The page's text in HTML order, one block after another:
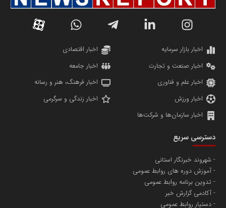
دانشگاه سئوی ایران
پایگاه اطلاع رسانی اعتلای نهادهای مردمی
تامین آهن اسفنجی تولیدکنندگان فولاد در کشور
مریم حاج نوروز نظری
مسعودصادقی
اخبار بازار سرمایه
اخبار اقتصادی
اخبار صنعت و تجارت
اخبار جامعه
اخبار علم و فناوری
اخبار فرهنگ، هنر و رسانه
اخبار ورزش
اخبار زندگی و سرگرمی
اخبار سازمان‌ها و شرکت‌ها
دسترسی سریع
شهروند خبرنگار استانی
آموزش دوره های روابط عمومی
تدوین برنامه روابط عمومی
آکادمی گزارش خبر
دستیار روابط عمومی